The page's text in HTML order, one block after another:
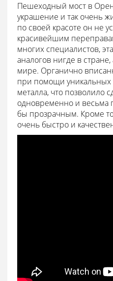
Пешеходный мост в
украшение и так очень
по своей красоте он не
красивейшим
многих специалистов,
аналогов нигде в
мире. Органично
при помощи уникальных
металла, что позволило
одновременно и весьма
бы прозрачным. Кроме
очень быстро и